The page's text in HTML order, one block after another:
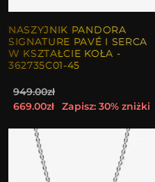
NASZYJNIK PANDORA
SIGNATURE PAVÉ I SERCA
W KSZTAŁCIE KOŁA -
362735C01-45
949.00zł
669.00zł
Zapisz: 30% zniżki